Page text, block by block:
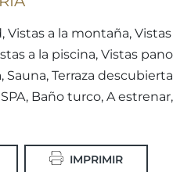
Vistas a la montaña,
a la piscina, Vistas
Terraza
Baño turco, A
IMPRIMIR